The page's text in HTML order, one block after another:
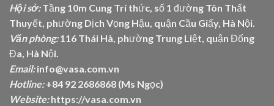
Hội sở:Tầng 10m Cung Trí thức, số 1 đường Tôn Thất
Thuyết, phường Dịch Vọng Hậu, quận Cầu Giấy, Hà Nội.
Văn phòng:116 Thái Hà, phường Trung Liệt, quận Đống
Đa, Hà Nội.
Email:info@vasa.com.vn
Hotline:+84 92 2686868 (Ms Ngọc)
Website: https://vasa.com.vn